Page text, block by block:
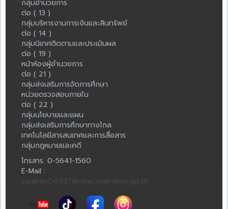
กลุ่มอำนวยการ
ต่อ ( 13 )
กลุ่มบริหารงานการเงินและสินทรัพย์
ต่อ ( 14 )
กลุ่มนิเทศติดตามและประเมินผล
ต่อ ( 19 )
หน้าห้องผู้อำนวยการ
ต่อ ( 21 )
กลุ่มส่งเสริมการจัดการศึกษา
หน่วยตรวจสอบภายใน
ต่อ ( 22 )
กลุ่มนโยบายและแผน
กลุ่มส่งเสริมการศึกษาทางไกล
เทคโนโลยีสารสนเทศและการสื่อสาร
กลุ่มกฎหมายและคดี
โทรสาร. 0-5641-1560
E-Mail :
saraban04037@obecmail.obec.go.th